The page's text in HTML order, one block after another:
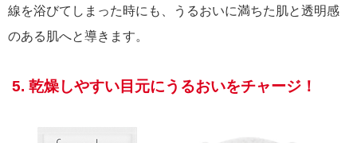
線を浴びてしまった時にも、うるおいに満ちた肌と透明感
のある肌へと導きます。
5. 乾燥しやすい目元にうるおいをチャージ！